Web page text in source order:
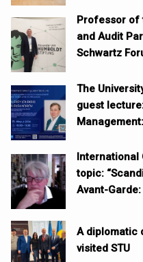
Professor of
and Audit
Schwartz
The
guest
International
topic:
Avant-
A diplomatic
visited STU